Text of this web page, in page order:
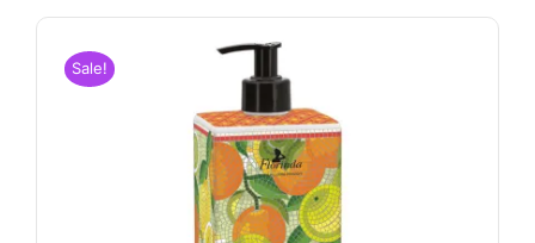
Sale!
芳琳达|马赛克系列护手霜6支
装
手体臻润系列 甄选礼盒系列